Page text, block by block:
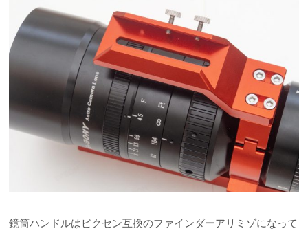
鏡筒ハンドルはビクセン互換のファインダーアリミゾになって